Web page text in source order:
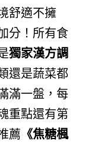
舒適不擁
分！所有食
獨家漢方調
還是蔬菜都
滿一盤，每
重點還有第
薦 《焦糖楓